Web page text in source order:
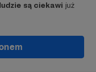
ludzie są ciekawi już